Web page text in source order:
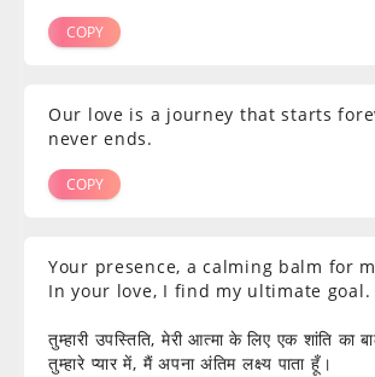
COPY
Our love is a journey that starts
never ends.
COPY
Your presence, a calming balm for
In your love, I find my ultimate goal.
तुम्हारी उपस्तिति, मेरी आत्मा के लिए एक शांति का
तुम्हारे प्यार में, मैं अपना अंतिम लक्ष्य पाता हूँ।